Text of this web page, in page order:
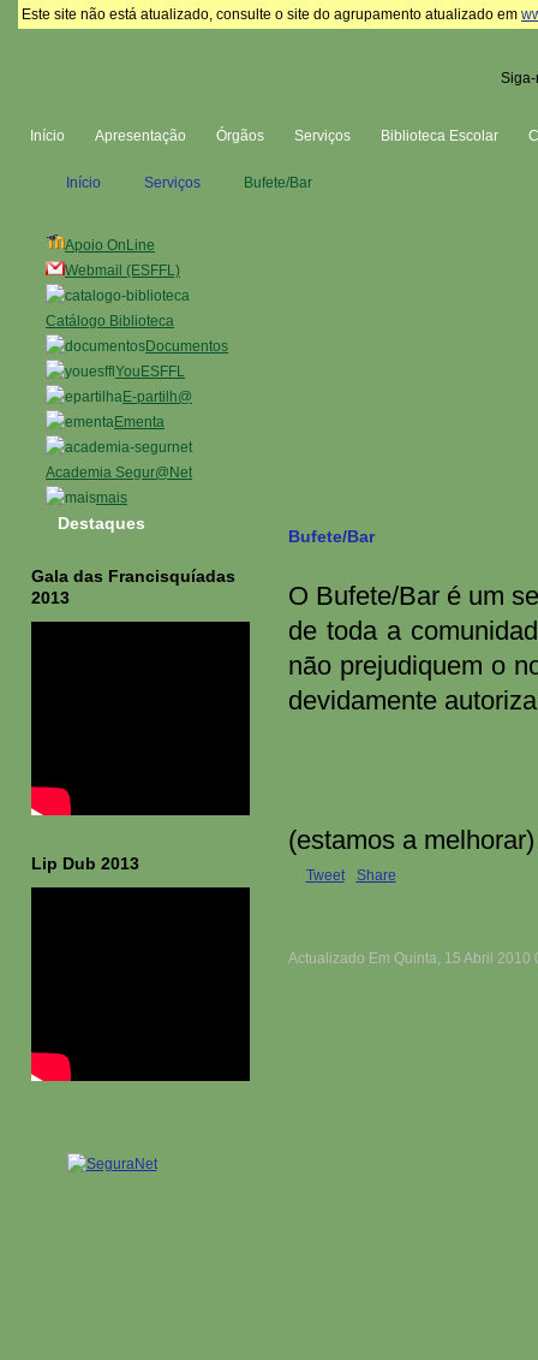
Este site não está atualizado, consulte o site do agrupamento atualizado em
Início Apresentação Órgãos Serviços Biblioteca Escolar
Apoio OnLine
Webmail (ESFFL)
Catálogo Biblioteca
Documentos
YouESFFL
E-partilh@
Ementa
Academia Segur@Net
mais
Início Serviços Bufete/Bar
Bufete/Bar
O Bufete/Bar é um
de toda a
não prejudiquem o
devidamente
(estamos a melhorar)
Tweet Share
Actualizado Em Quinta, 15 Abril 2010
Destaques
Gala das Francisquíadas
2013
Lip Dub 2013